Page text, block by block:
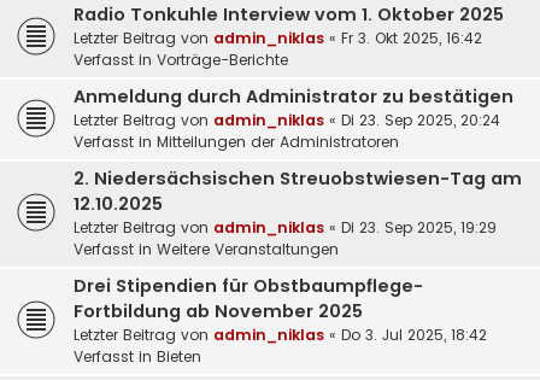
Radio Tonkuhle Interview vom 1. Oktober 2025
Letzter Beitrag von admin_niklas « Fr 3. Okt 2025, 16:42
Verfasst in Vorträge-Berichte
Anmeldung durch Administrator zu bestätigen
Letzter Beitrag von admin_niklas « Di 23. Sep 2025, 20:24
Verfasst in Mitteilungen der Administratoren
2. Niedersächsischen Streuobstwiesen-Tag am
12.10.2025
Letzter Beitrag von admin_niklas « Di 23. Sep 2025, 19:29
Verfasst in Weitere Veranstaltungen
Drei Stipendien für Obstbaumpflege-
Fortbildung ab November 2025
Letzter Beitrag von admin_niklas « Do 3. Jul 2025, 18:42
Verfasst in Bieten